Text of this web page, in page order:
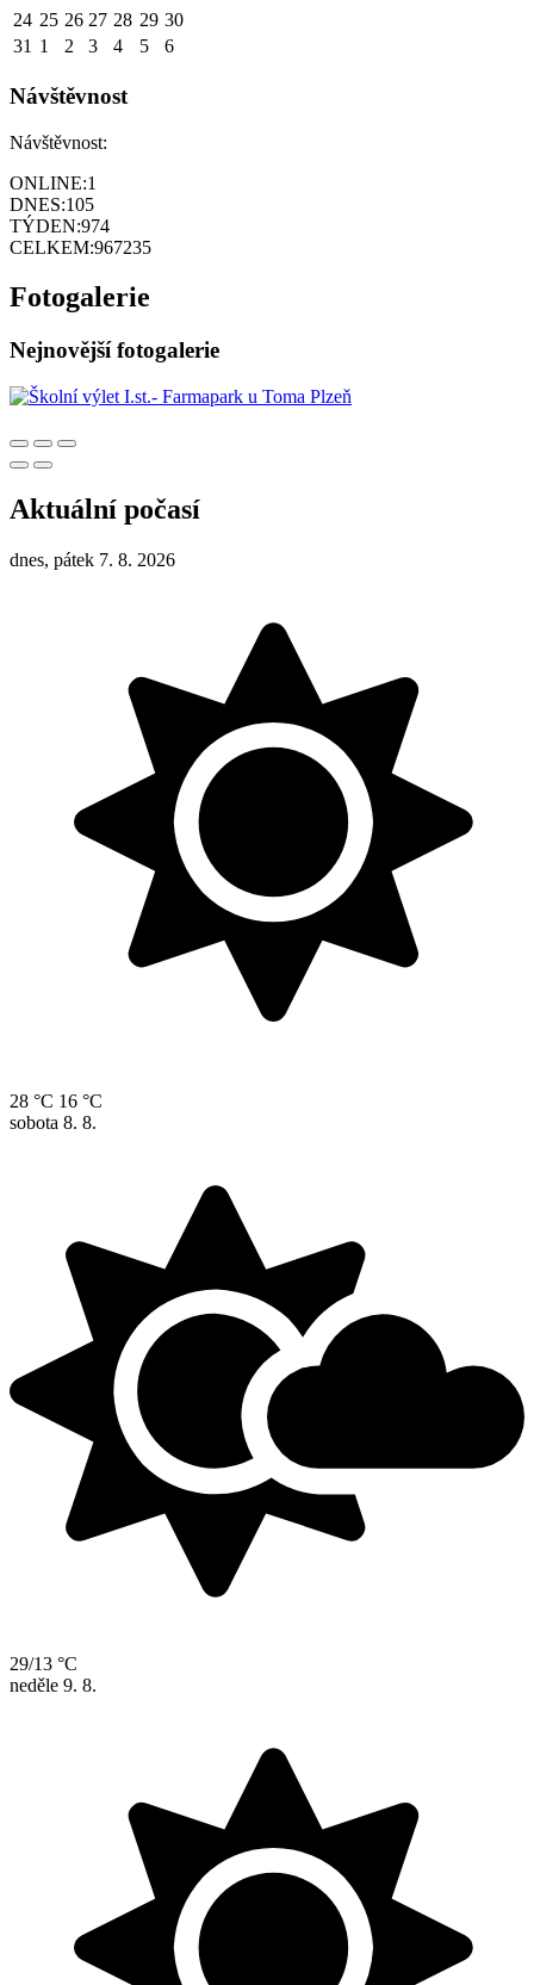
24 25 26 27 28 29 30
31 1 2 3 4 5 6
Návštěvnost
Návštěvnost:
ONLINE:1
DNES:105
TÝDEN:974
CELKEM:967235
Fotogalerie
Nejnovější fotogalerie
Aktuální počasí
dnes, pátek 7. 8. 2026
28 °C 16 °C
sobota 8. 8.
29/13 °C
neděle 9. 8.